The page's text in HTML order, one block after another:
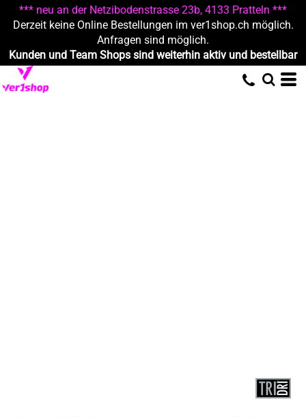
*** neu an der Netzibodenstrasse 23b, 4133 Pratteln ***
Derzeit keine Online Bestellungen im ver1shop.ch möglich.
Anfragen sind möglich.
Kunden und Team Shops sind weiterhin aktiv und bestellbar